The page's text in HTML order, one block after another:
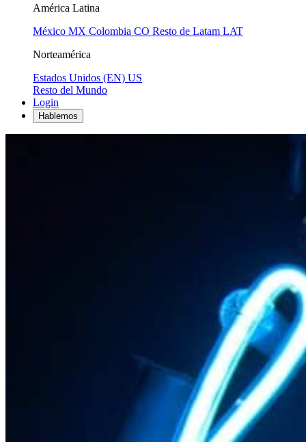
América Latina
México MX Colombia CO Resto de Latam LAT
Norteamérica
Estados Unidos (EN) US
Resto del Mundo
Login
Hablemos